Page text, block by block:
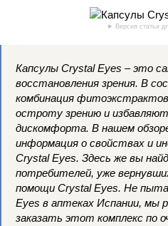
Версия статьи
Капсулы Crystal Eyes – это
восстановления зрения. В
комбинация
остроту зрению и
дискомфорта. В нашем
информация о свойствах и
Crystal Eyes. Здесь же вы
потребителей, уже
помощи Crystal Eyes. Не
Eyes в аптеках Испании, мы
заказать этот комплекс по